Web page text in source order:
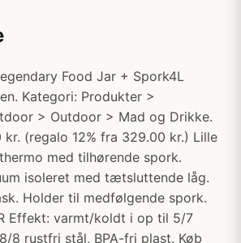
Food Jar + Spork4L
Kategori: Produkter >
> Outdoor > Mad og Drikke.
(regalo 12% fra 329.00 kr.) Lille
med tilhørende spork.
isoleret med tætsluttende låg.
Holder til medfølgende spork.
Effekt: varmt/koldt i op til 5/7
8 rustfri stål, BPA-fri plast. Køb